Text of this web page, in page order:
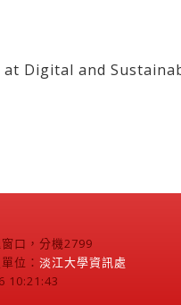
at Digital and
口，分機2799
位： 淡江大學資訊處
10:21:43